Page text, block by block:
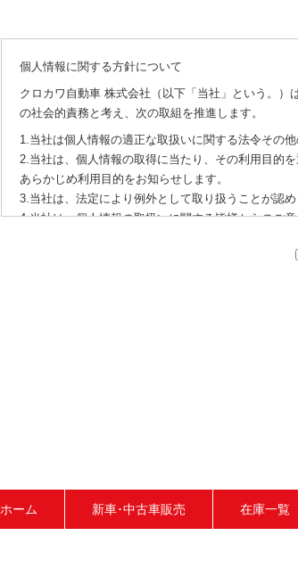
個人情報に関する方針について
クロカワ自動車 株式会社（以下「当社」という。
の社会的責務と考え、次の取組を推進します。
1.当社は個人情報の適正な取扱いに関する法令その他
2.当社は、個人情報の取得に当たり、その利用目的
あらかじめ利用目的をお知らせします。
3.当社は、法定により例外として取り扱うことが認
4.当社は、個人情報の取扱いに関する皆様からのご
ホーム 新車･中古車販売 在庫一覧